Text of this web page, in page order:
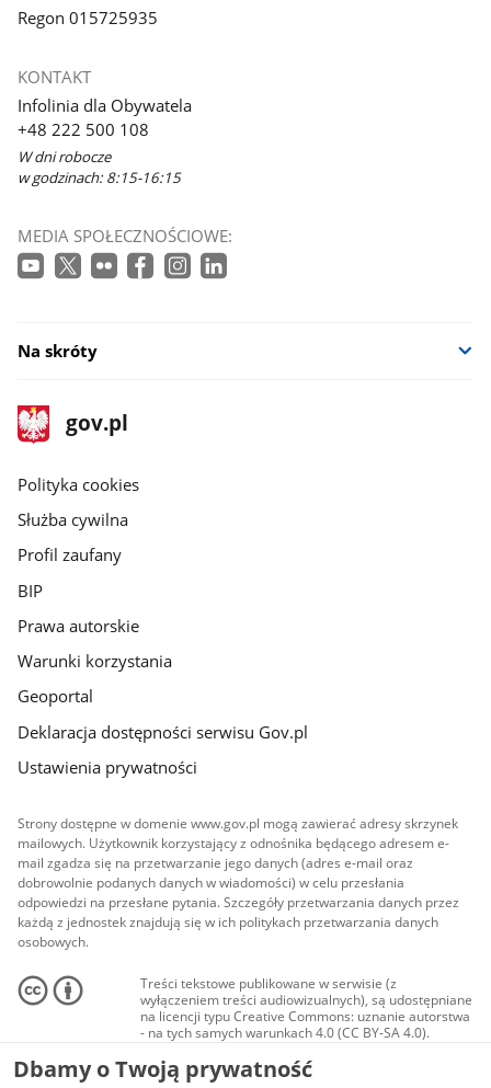
Regon 015725935
KONTAKT
Infolinia dla Obywatela
+48 222 500 108
W dni robocze
w godzinach: 8:15-16:15
MEDIA SPOŁECZNOŚCIOWE:
Na skróty
stopka
gov.pl
Strona
gov.pl
gov.pl
Polityka cookies
Służba cywilna
Profil zaufany
BIP
Prawa autorskie
Warunki korzystania
Geoportal
Deklaracja dostępności serwisu Gov.pl
Ustawienia prywatności
Strony dostępne w domenie www.gov.pl mogą zawierać adresy skrzynek
mailowych. Użytkownik korzystający z odnośnika będącego adresem e-
mail zgadza się na przetwarzanie jego danych (adres e-mail oraz
dobrowolnie podanych danych w wiadomości) w celu przesłania
odpowiedzi na przesłane pytania. Szczegóły przetwarzania danych przez
każdą z jednostek znajdują się w ich politykach przetwarzania danych
osobowych.
Treści tekstowe publikowane w serwisie (z
wyłączeniem treści audiowizualnych), są udostępniane
na licencji typu Creative Commons: uznanie autorstwa
- na tych samych warunkach 4.0 (CC BY-SA 4.0).
Materiały audiowizualne, w tym zdjęcia, materiały
audio i wideo, są udostępniane na licencji typu
Creative Commons: uznanie autorstwa użycie
Dbamy o Twoją prywatność